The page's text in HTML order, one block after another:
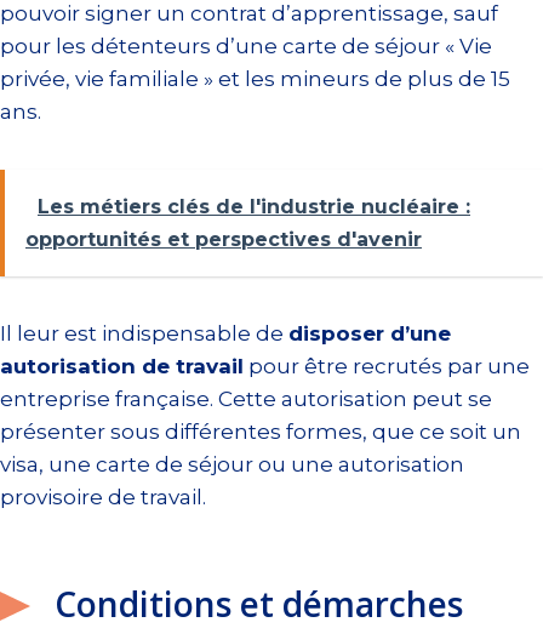
pouvoir signer un contrat d’apprentissage, sauf
pour les détenteurs d’une carte de séjour « Vie
privée, vie familiale » et les mineurs de plus de 15
ans.
Les métiers clés de l'industrie nucléaire :
opportunités et perspectives d'avenir
Il leur est indispensable de disposer d’une
autorisation de travail pour être recrutés par une
entreprise française. Cette autorisation peut se
présenter sous différentes formes, que ce soit un
visa, une carte de séjour ou une autorisation
provisoire de travail.
Conditions et démarches